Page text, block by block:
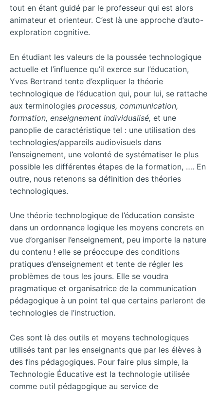
tout en étant guidé par le professeur qui est alors
animateur et orienteur. C’est là une approche d’auto-
exploration cognitive.
En étudiant les valeurs de la poussée technologique
actuelle et l’influence qu’il exerce sur l’éducation,
Yves Bertrand tente d’expliquer la théorie
technologique de l’éducation qui, pour lui, se rattache
aux terminologies processus, communication,
formation, enseignement individualisé, et une
panoplie de caractéristique tel : une utilisation des
technologies/appareils audiovisuels dans
l’enseignement, une volonté de systématiser le plus
possible les différentes étapes de la formation, …. En
outre, nous retenons sa définition des théories
technologiques.
Une théorie technologique de l’éducation consiste
dans un ordonnance logique les moyens concrets en
vue d’organiser l’enseignement, peu importe la nature
du contenu ! elle se préoccupe des conditions
pratiques d’enseignement et tente de régler les
problèmes de tous les jours. Elle se voudra
pragmatique et organisatrice de la communication
pédagogique à un point tel que certains parleront de
technologies de l’instruction.
Ces sont là des outils et moyens technologiques
utilisés tant par les enseignants que par les élèves à
des fins pédagogiques. Pour faire plus simple, la
Technologie Éducative est la technologie utilisée
comme outil pédagogique au service de